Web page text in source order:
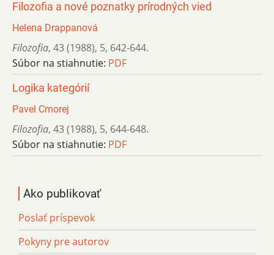
Filozofia a nové poznatky prírodných vied
Helena Drappanová
Filozofia, 43 (1988), 5, 642-644.
Súbor na stiahnutie: PDF
Logika kategórií
Pavel Cmorej
Filozofia, 43 (1988), 5, 644-648.
Súbor na stiahnutie: PDF
Ako publikovať
Poslať príspevok
Pokyny pre autorov